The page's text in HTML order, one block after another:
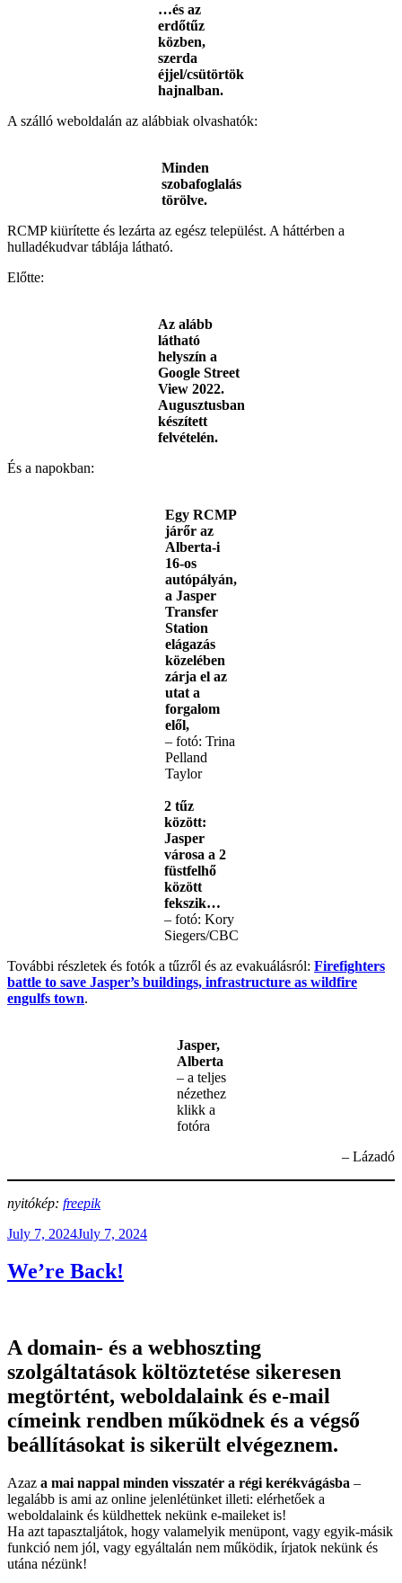
…és az
erdőtűz
közben,
szerda
éjjel/csütörtök
hajnalban.
A szálló weboldalán az alábbiak olvashatók:
Minden
szobafoglalás
törölve.
RCMP kiürítette és lezárta az egész települést. A háttérben a
hulladékudvar táblája látható.
Előtte:
Az alább
látható
helyszín a
Google Street
View 2022.
Augusztusban
készített
felvételén.
És a napokban:
Egy RCMP
járőr az
Alberta-i
16-os
autópályán,
a Jasper
Transfer
Station
elágazás
közelében
zárja el az
utat a
forgalom
elől,
– fotó: Trina
Pelland
Taylor
2 tűz
között:
Jasper
városa a 2
füstfelhő
között
fekszik…
– fotó: Kory
Siegers/CBC
További részletek és fotók a tűzről és az evakuálásról: Firefighters
battle to save Jasper’s buildings, infrastructure as wildfire
engulfs town.
Jasper,
Alberta
– a teljes
nézethez
klikk a
fotóra
– Lázadó
nyitókép: freepik
Posted
July 7, 2024July 7, 2024
We’re Back!
A domain- és a webhoszting
szolgáltatások költöztetése sikeresen
megtörtént, weboldalaink és e-mail
címeink rendben működnek és a végső
beállításokat is sikerült elvégeznem.
Azaz a mai nappal minden visszatér a régi kerékvágásba –
legalább is ami az online jelenlétünket illeti: elérhetőek a
weboldalaink és küldhettek nekünk e-maileket is!
Ha azt tapasztaljátok, hogy valamelyik menüpont, vagy egyik-másik
funkció nem jól, vagy egyáltalán nem működik, írjatok nekünk és
utána nézünk!